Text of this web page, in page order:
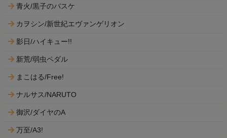
青火/黒子のバスケ
カヲシン/新世紀エヴァンゲリオン
影日/ハイキュー!!
新荒/弱虫ペダル
まこはる/Free!
ナルサス/NARUTO
御沢/ダイヤのA
万至/A3!